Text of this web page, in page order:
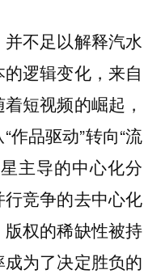
不足以解释汽水
逻辑变化，来自
短视频的崛起，
作品驱动”转向“流
主导的中心化分
竞争的去中心化
权的稀缺性被持
为了决定胜负的